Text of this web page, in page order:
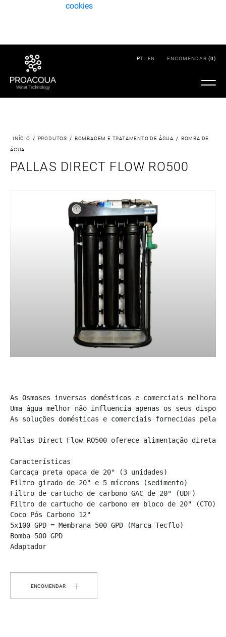
cookies
PT EN ENCOMENDAR (0)
INÍCIO / PRODUTOS / BOMBAGEM E TRATAMENTO DE ÁGUA / BOMBA DE
ÁGUA
PALLAS DIRECT FLOW RO500
As Osmoses inversas domésticos e comerciais
Uma água melhor não influencia apenas os seus
As soluções domésticas e comerciais fornecidas pela
Pallas Direct Flow RO500 oferece alimentação direta
Características
Carcaça preta opaca de 20" (3 unidades)
Filtro girado de 20" e 5 mícrons (sedimento)
Filtro de cartucho de carbono GAC de 20" (UDF)
Filtro de cartucho de carbono em bloco de 20" (CTO)
Coco Pós Carbono 12"
5x100 GPD = Membrana 500 GPD (Marca Tecflo)
Bomba 500 GPD
Adaptador
ENCOMENDAR